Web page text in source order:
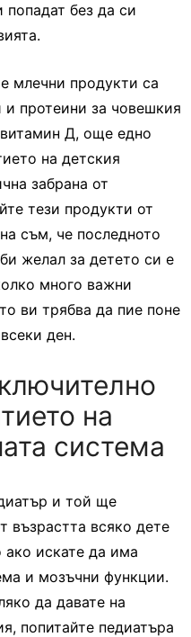
попадат без да си
млечни продукти са
и протеини за човешкия
Д, още едно
на детския
забрана от
тези продукти от
съм, че последното
желал за детето си е
много важни
ви трябва да пие поне
ден.
на
система
и той ще
възрастта всяко дете
искате да има
и мозъчни функции.
да давате на
попитайте педиатъра